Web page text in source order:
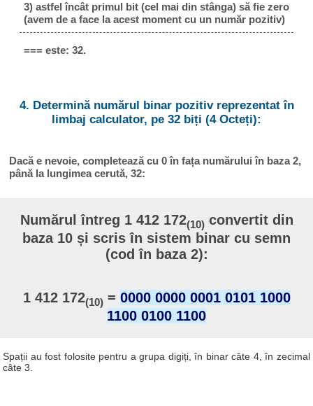
3) astfel încât primul bit (cel mai din stânga) să fie zero
(avem de a face la acest moment cu un număr pozitiv)
=== este: 32.
4. Determină numărul binar pozitiv reprezentat în
limbaj calculator, pe 32 biți (4 Octeți):
Dacă e nevoie, completează cu 0 în fața numărului în baza 2,
până la lungimea cerută, 32:
Numărul întreg 1 412 172(10) convertit din
baza 10 și scris în sistem binar cu semn
(cod în baza 2):
1 412 172(10) = 0000 0000 0001 0101 1000
1100 0100 1100
Spații au fost folosite pentru a grupa digiți, în binar câte 4, în zecimal
câte 3.